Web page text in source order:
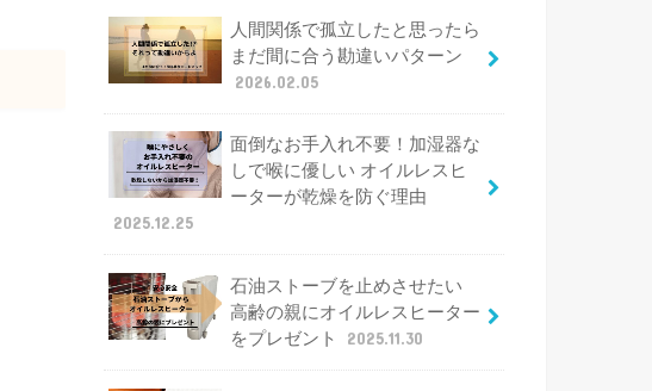
人間関係で孤立したと思ったら
まだ間に合う勘違いパターン
2026.02.05
面倒なお手入れ不要！加湿器な
しで喉に優しい オイルレスヒ
ーターが乾燥を防ぐ理由
2025.12.25
石油ストーブを止めさせたい
高齢の親にオイルレスヒーター
をプレゼント
2025.11.30